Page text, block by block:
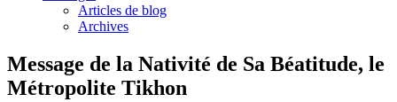
Articles de blog
Archives
Message de la Nativité de Sa Béatitude, le
Métropolite Tikhon